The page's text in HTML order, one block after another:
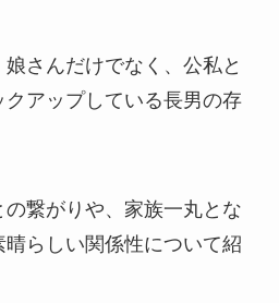
さんだけでなく、公私と
クアップしている長男の存
繋がりや、家族一丸とな
らしい関係性について紹